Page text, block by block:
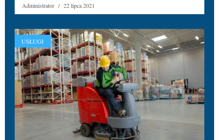
Administrator 22 lipca 2021
USŁUGI